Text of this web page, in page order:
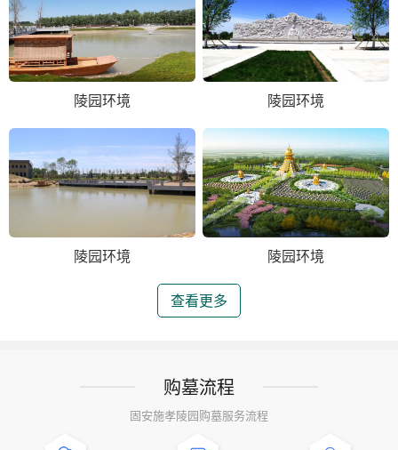
陵园环境 陵园环境
陵园环境 陵园环境
查看更多
购墓流程
固安施孝陵园购墓服务流程